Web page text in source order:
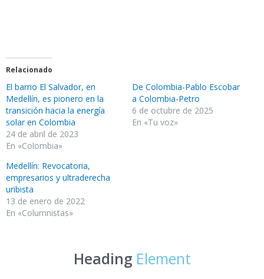
Relacionado
El barrio El Salvador, en
Medellín, es pionero en la
transición hacia la energía
solar en Colombia
24 de abril de 2023
En «Colombia»
De Colombia-Pablo Escobar
a Colombia-Petro
6 de octubre de 2025
En «Tu voz»
Medellín: Revocatoria,
empresarios y ultraderecha
uribista
13 de enero de 2022
En «Columnistas»
Heading Element